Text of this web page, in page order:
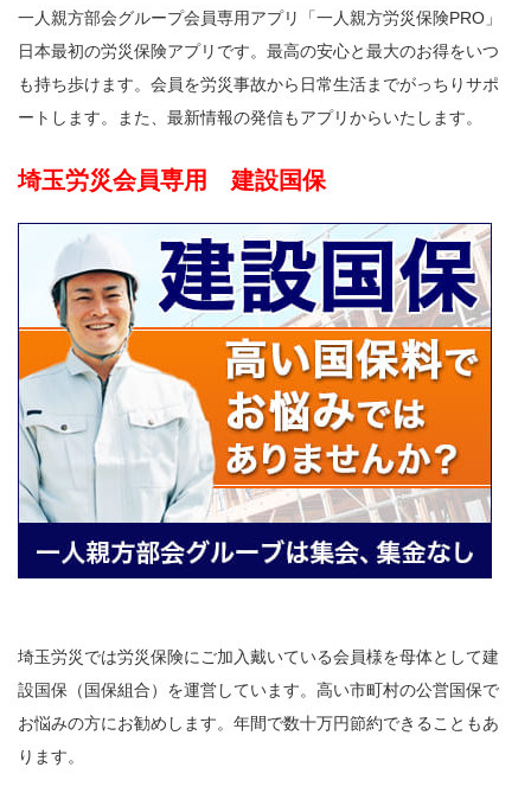
一人親方部会グループ会員専用アプリ「一人親方労災保険PRO」
日本最初の労災保険アプリです。最高の安心と最大のお得をいつ
も持ち歩けます。会員を労災事故から日常生活までがっちりサポ
ートします。また、最新情報の発信もアプリからいたします。
埼玉労災会員専用 建設国保
埼玉労災では労災保険にご加入戴いている会員様を母体として建
設国保（国保組合）を運営しています。高い市町村の公営国保で
お悩みの方にお勧めします。年間で数十万円節約できることもあ
ります。